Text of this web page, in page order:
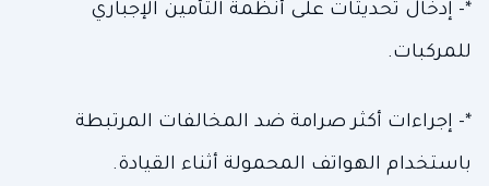
*- إدخال تحديثات على أنظمة التأمين الإجباري
للمركبات.
*- إجراءات أكثر صرامة ضد المخالفات المرتبطة
باستخدام الهواتف المحمولة أثناء القيادة.